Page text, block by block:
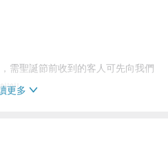
需聖誕節前收到的客人可先向我們
謝!
更多